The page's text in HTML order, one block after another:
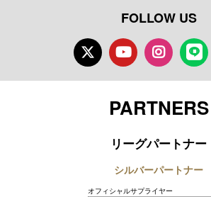
FOLLOW US
TwitterYoutubeInstagram
LINE
PARTNERS
リーグパートナー
シルバーパートナー
オフィシャルサプライヤー